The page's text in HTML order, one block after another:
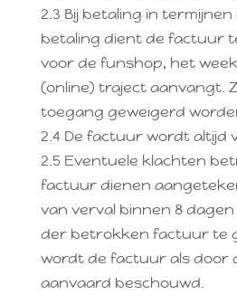
2.3 Bij betaling in
betaling dient de factuur
voor de funshop, het
(online) traject aanvangt.
toegang geweigerd
2.4 De factuur wordt altijd
2.5 Eventuele klachten
factuur dienen
van verval binnen 8
der betrokken factuur te
wordt de factuur als door
aanvaard beschouwd.